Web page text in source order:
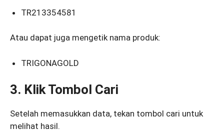
TR213354581
Atau dapat juga mengetik nama produk:
TRIGONAGOLD
3. Klik Tombol Cari
Setelah memasukkan data, tekan tombol cari untuk
melihat hasil.